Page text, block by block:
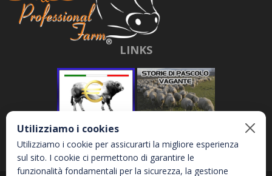
LINKS
Utilizziamo i cookies
Utilizziamo i cookie per assicurarti la migliore esperienza
sul sito. I cookie ci permettono di garantire le
funzionalità fondamentali per la sicurezza, la gestione